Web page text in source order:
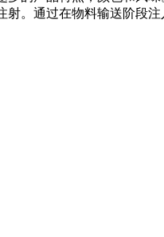
射。通过在物料输送阶